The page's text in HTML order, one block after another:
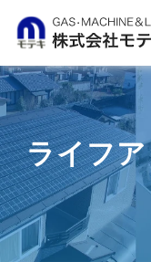
ライフ